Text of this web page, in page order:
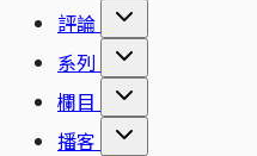
評論
系列
欄目
播客